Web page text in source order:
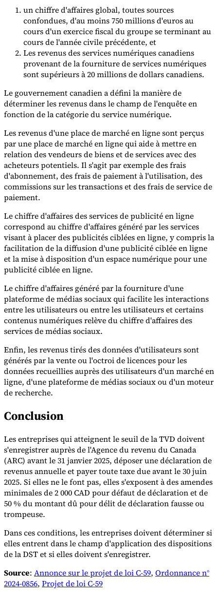
un chiffre d'affaires global, toutes sources
confondues, d'au moins 750 millions d'euros au
cours d'un exercice fiscal du groupe se terminant au
cours de l'année civile précédente, et
Les revenus des services numériques canadiens
provenant de la fourniture de services numériques
sont supérieurs à 20 millions de dollars canadiens.
Le gouvernement canadien a défini la manière de
déterminer les revenus dans le champ de l'enquête en
fonction de la catégorie du service numérique.
Les revenus d'une place de marché en ligne sont perçus
par une place de marché en ligne qui aide à mettre en
relation des vendeurs de biens et de services avec des
acheteurs potentiels. Il s'agit par exemple des frais
d'abonnement, des frais de paiement à l'utilisation, des
commissions sur les transactions et des frais de service de
paiement.
Le chiffre d'affaires des services de publicité en ligne
correspond au chiffre d'affaires généré par les services
visant à placer des publicités ciblées en ligne, y compris la
facilitation de la diffusion d'une publicité ciblée en ligne
et la mise à disposition d'un espace numérique pour une
publicité ciblée en ligne.
Le chiffre d'affaires généré par la fourniture d'une
plateforme de médias sociaux qui facilite les interactions
entre les utilisateurs ou entre les utilisateurs et certains
contenus numériques relève du chiffre d'affaires des
services de médias sociaux.
Enfin, les revenus tirés des données d'utilisateurs sont
générés par la vente ou l'octroi de licences pour les
données recueillies auprès des utilisateurs d'un marché en
ligne, d'une plateforme de médias sociaux ou d'un moteur
de recherche.
Conclusion
Les entreprises qui atteignent le seuil de la TVD doivent
s'enregistrer auprès de l'Agence du revenu du Canada
(ARC) avant le 31 janvier 2025, déposer une déclaration de
revenus annuelle et payer toute taxe due avant le 30 juin
2025. Si elles ne le font pas, elles s'exposent à des amendes
minimales de 2 000 CAD pour défaut de déclaration et de
50 % du montant dû pour délit de déclaration fausse ou
trompeuse.
Dans ces conditions, les entreprises doivent déterminer si
elles entrent dans le champ d'application des dispositions
de la DST et si elles doivent s'enregistrer.
Source: Annonce sur le projet de loi C-59, Ordonnance n°
2024-0856, Projet de loi C-59